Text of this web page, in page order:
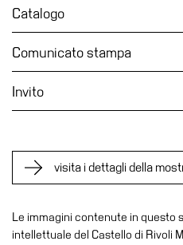
Educazione
Educazione
News
Dipartimento
Educazione
Ricerca
Scuole
Catalogo
Comunicato stampa
Invito
visita i dettagli della
Le immagini contenute in questo
intellettuale del Castello di Rivoli